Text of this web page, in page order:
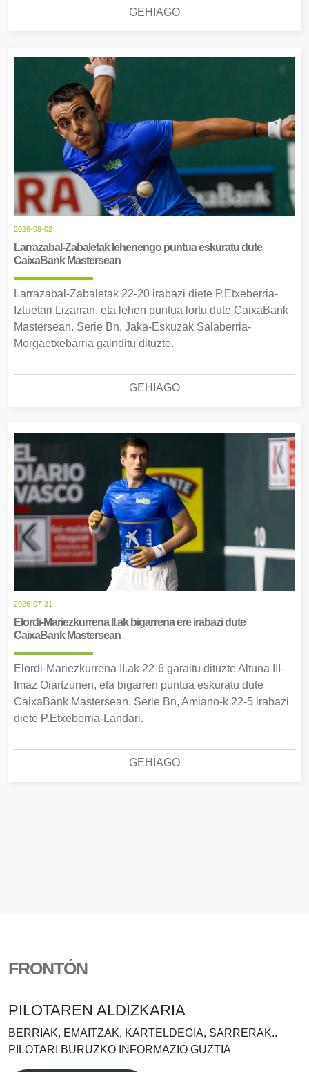
GEHIAGO
2026-08-02
Larrazabal-Zabaletak lehenengo puntua eskuratu dute
CaixaBank Mastersean
Larrazabal-Zabaletak 22-20 irabazi diete P.Etxeberria-
Iztuetari Lizarran, eta lehen puntua lortu dute CaixaBank
Mastersean. Serie Bn, Jaka-Eskuzak Salaberria-
Morgaetxebarria gainditu dituzte.
GEHIAGO
2026-07-31
Elordi-Mariezkurrena II.ak bigarrena ere irabazi dute
CaixaBank Mastersean
Elordi-Mariezkurrena II.ak 22-6 garaitu dituzte Altuna III-
Imaz Oiartzunen, eta bigarren puntua eskuratu dute
CaixaBank Mastersean. Serie Bn, Amiano-k 22-5 irabazi
diete P.Etxeberria-Landari.
GEHIAGO
FRONTÓN
PILOTAREN ALDIZKARIA
BERRIAK, EMAITZAK, KARTELDEGIA, SARRERAK..
PILOTARI BURUZKO INFORMAZIO GUZTIA